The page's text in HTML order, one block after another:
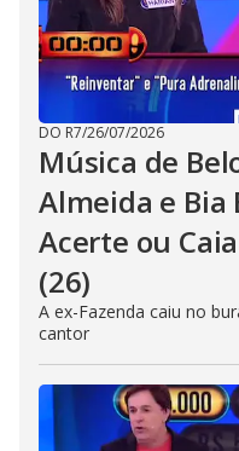
DO R7/26/07/2026
Música de
Almeida e Bia
Acerte ou
(26)
A ex-Fazenda caiu no
cantor